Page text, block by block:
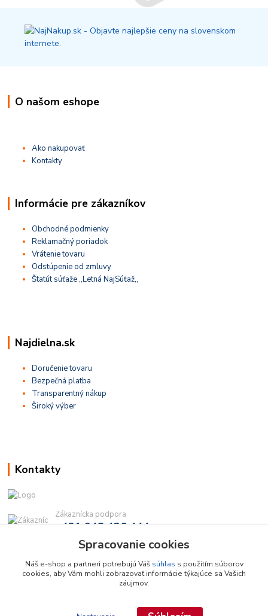
O našom eshope
Ako nakupovať
Kontakty
Informácie pre zákazníkov
Obchodné podmienky
Reklamačný poriadok
Vrátenie tovaru
Odstúpenie od zmluvy
Štatút súťaže ,,Letná NajSúťaž,,
Najdielna.sk
Doručenie tovaru
Bezpečná platba
Transparentný nákup
Široký výber
Kontakty
Zákaznícka podpora
+421 948 436 444
(Po-Pia, 9-16 hod.)
info@najdielna.sk
Spracovanie cookies
Náš e-shop a partneri potrebujú Váš súhlas s použitím súborov
cookies, aby Vám mohli zobrazovať informácie týkajúce sa Vašich
záujmov.